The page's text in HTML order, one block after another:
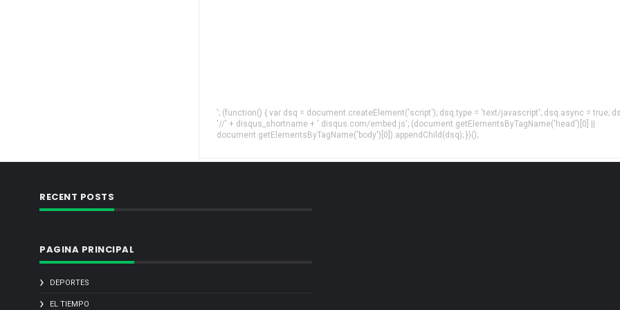
'; (function() { var dsq = document.createElement('script'); dsq.type = 'text/javascript'; dsq.async = true;
'//' + disqus_shortname + '.disqus.com/embed.js'; (document.getElementsByTagName('head')[0] ||
document.getElementsByTagName('body')[0]).appendChild(dsq); })();
RECENT POSTS
PAGINA PRINCIPAL
DEPORTES
EL TIEMPO